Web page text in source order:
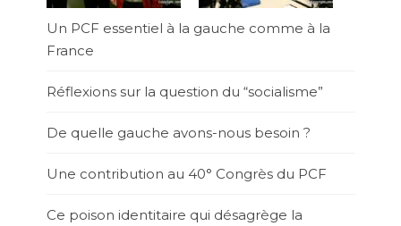
Un PCF essentiel à la gauche comme à la
France
Réflexions sur la question du “socialisme”
De quelle gauche avons-nous besoin ?
Une contribution au 40° Congrès du PCF
Ce poison identitaire qui désagrège la